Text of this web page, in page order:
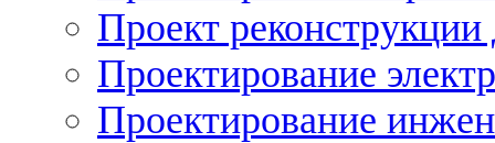
Проект реконструкции
Проектирование
Проектирование